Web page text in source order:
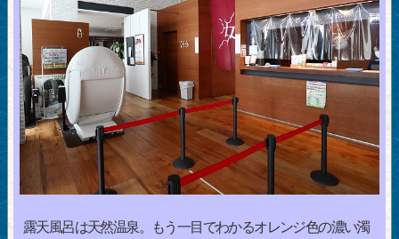
露天風呂は天然温泉。もう一目でわかるオレンジ色の濃い濁